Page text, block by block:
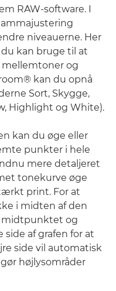
RAW-software. I
niveauerne. Her
kan bruge til at
og
kan du opnå
Sort, Skygge,
Highlight og White).
kan du øge eller
punkter i hele
mere detaljeret
tonekurve øge
print. For at
i midten af den
midtpunktet og
af grafen for at
side vil automatisk
højlysområder